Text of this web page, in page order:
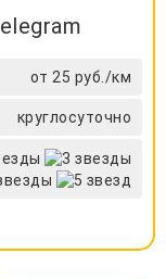
от 25 руб./км
круглосуточно